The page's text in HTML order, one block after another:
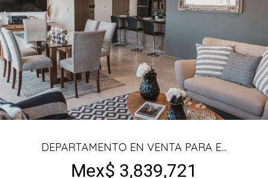
DEPARTAMENTO EN VENTA PARA E...
Mex$ 3,839,721